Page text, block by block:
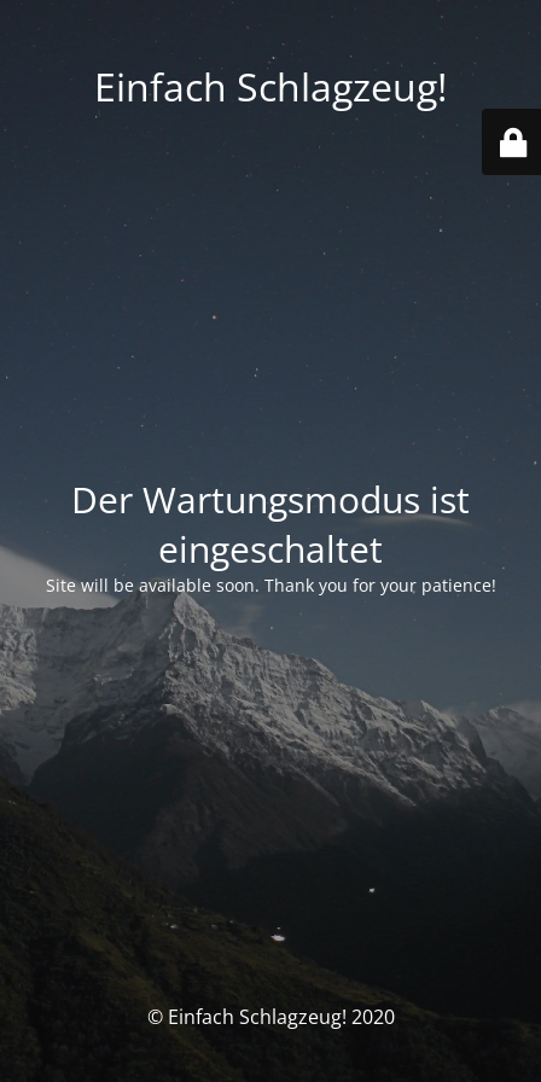
Einfach Schlagzeug!
Der Wartungsmodus ist
eingeschaltet
Site will be available soon. Thank you for your patience!
© Einfach Schlagzeug! 2020